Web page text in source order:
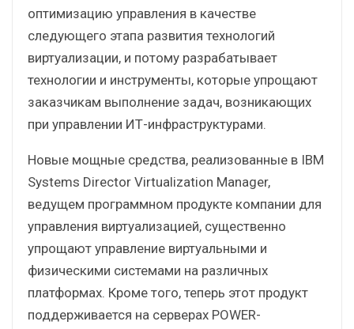
оптимизацию управления в качестве
следующего этапа развития технологий
виртуализации, и потому разрабатывает
технологии и инструменты, которые упрощают
заказчикам выполнение задач, возникающих
при управлении ИТ-инфраструктурами.
Новые мощные средства, реализованные в IBM
Systems Director Virtualization Manager,
ведущем программном продукте компании для
управления виртуализацией, существенно
упрощают управление виртуальными и
физическими системами на различных
платформах. Кроме того, теперь этот продукт
поддерживается на серверах POWER-